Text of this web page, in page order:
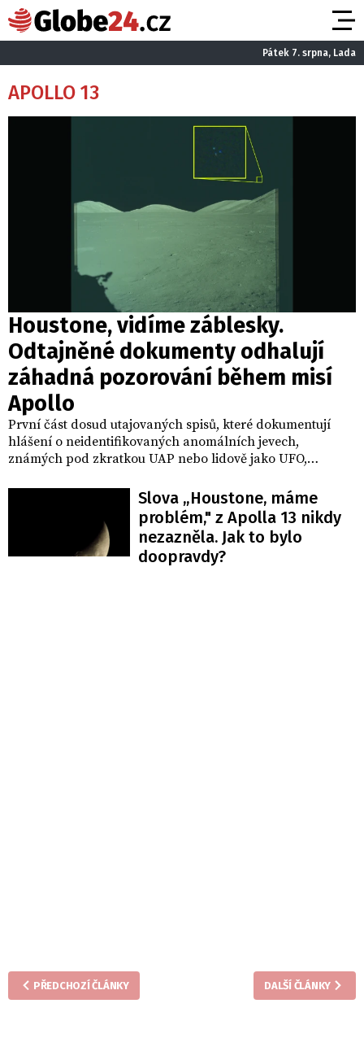
Pátek 7. srpna, Lada
APOLLO 13
Houstone, vidíme záblesky.
Odtajněné dokumenty odhalují
záhadná pozorování během misí
Apollo
První část dosud utajovaných spisů, které dokumentují
hlášení o neidentifikovaných anomálních jevech,
známých pod zkratkou UAP nebo lidově jako UFO,
misí Apollo 12 a Apollo 17. Zveřejnění těchto dokumentů je
přímým výsledkem nařízení prezidenta Donalda Trumpa,
který v zájmu naprosté transparentnosti nařídil proces
identifikace a odtajnění vládních dokumentů souvisejících
s těmito fenomény.
Slova „Houstone, máme
problém," z Apolla 13 nikdy
nezazněla. Jak to bylo
doopravdy?
PŘEDCHOZÍ ČLÁNKY DALŠÍ ČLÁNKY